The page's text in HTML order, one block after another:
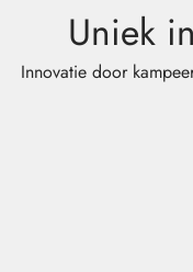
Uniek
Innovatie door